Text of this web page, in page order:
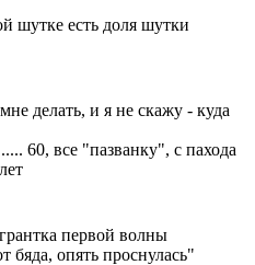
шутке есть доля шутки
делать, и я не скажу - куда
60, все "пазванку", с пахода
первой волны
бяда, опять проснулась"